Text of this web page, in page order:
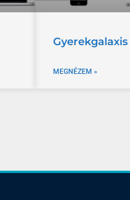
Gyerekgalaxis
MEGNÉZEM »